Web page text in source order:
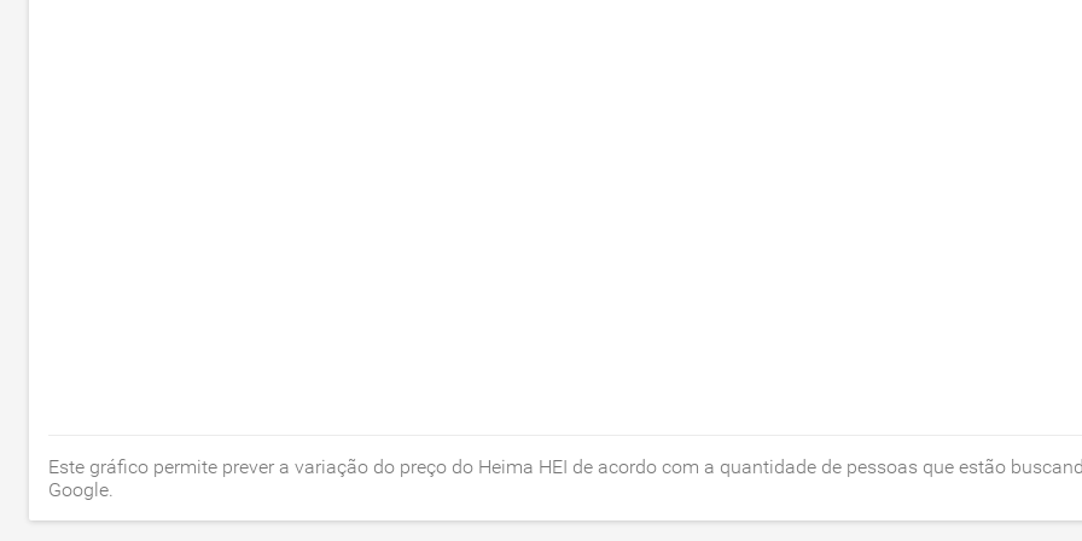
Este gráfico permite prever a variação do preço do Heima HEI de acordo com a quantidade de pessoas que estão
Google.